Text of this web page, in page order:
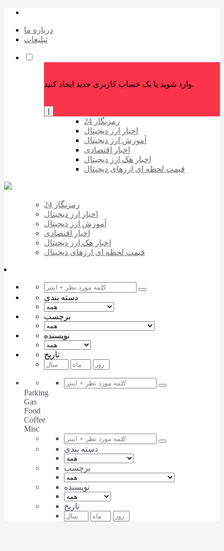
درباره ما
تبلیغات
وارد شوید یا یک حساب کاربری جدید ایجاد کنید.
رمزنگار 24
اخبار ارز دیجیتال
آموزش ارز دیجیتال
اخبار اقتصادی
اخبار هک ارز دیجیتال
قیمت لحظه ای ارزهای دیجیتال
رمزنگار 24
اخبار ارز دیجیتال
آموزش ارز دیجیتال
اخبار اقتصادی
اخبار هک ارز دیجیتال
قیمت لحظه ای ارزهای دیجیتال
دسته بندی
برچسب
نویسنده
تاریخ
Parking
Gas
Food
Coffee
Misc
دسته بندی
برچسب
نویسنده
تاریخ